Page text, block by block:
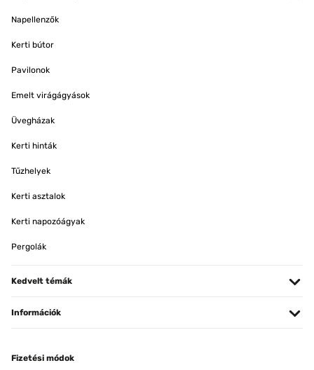
Napellenzők
Kerti bútor
Pavilonok
Emelt virágágyások
Üvegházak
Kerti hinták
Tűzhelyek
Kerti asztalok
Kerti napozóágyak
Pergolák
Kedvelt témák
Információk
Fizetési módok